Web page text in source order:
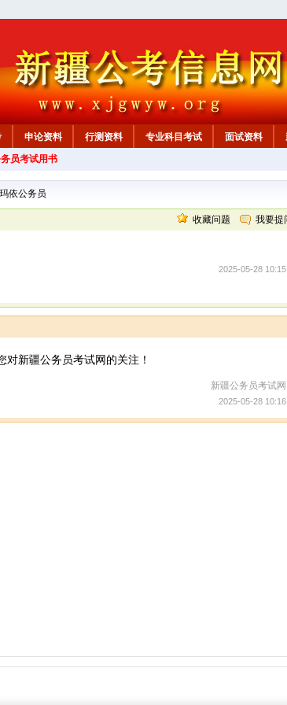
申论资料 行测资料 专业科目考试 面试资料
员考试用书
依公务员
收藏问题 我要提
2025-05-28 10:15
新疆公务员考试网的关注！
新疆公务员考试网
2025-05-28 10:16